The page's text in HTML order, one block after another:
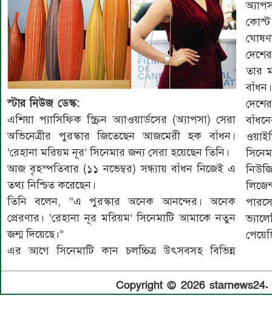
স্টার নিউজ ডেস্ক:
এশিয়া প্যাসিফিক স্ক্রিন অ্যাওয়ার্ডসের (অ্যাপসা) সেরা
অভিনেত্রীর পুরস্কার জিতেছেন আজমেরী হক বাঁধন।
‘রেহানা মরিয়ম নূর’ সিনেমার জন্য সেরা হয়েছেন তিনি।
আজ বৃহস্পতিবার (১১ নভেম্বর) সন্ধ্যায় বাঁধন নিজেই এ
তথ্য নিশ্চিত করেছেন।
তিনি বলেন, “এ পুরস্কার অনেক আনন্দের। অনেক
প্রেরণার। ‘রেহানা নূর মরিয়ম’ সিনেমাটি আমাকে নতুন
জন্ম দিয়েছে।”
এর আগে সিনেমাটি কান চলচ্চিত্র উৎসবসহ বিভিন্ন
তার
Copyright © 2026